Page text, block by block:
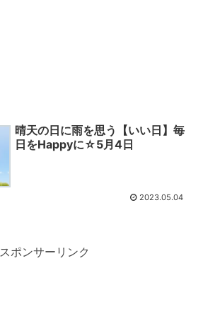
晴天の日に雨を思う【いい日】毎
日をHappyに☆5月4日
2023.05.04
スポンサーリンク